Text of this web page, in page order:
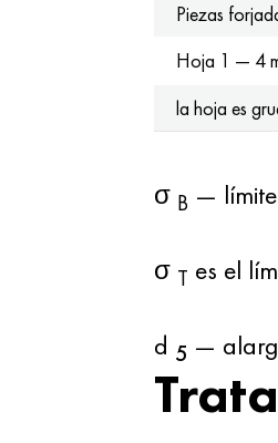
Piezas
Hoja 1 — 4
la hoja es
σ B —
σ T es el
d 5 —